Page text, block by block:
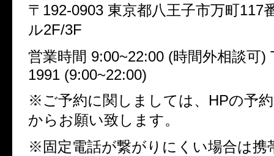
〒192-0903 東京都八王子市万町117
ル2F/3F
営業時間 9:00~22:00 (時間外相談可)
1991 (9:00~22:00)
※ご予約に関しましては、HPの予
からお願い致します。
※固定電話が繋がりにくい場合は携